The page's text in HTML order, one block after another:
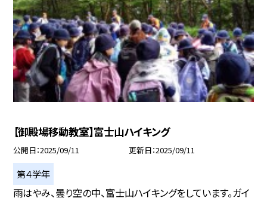
【御殿場移動教室】富士山ハイキング
公開日 2025/09/11 更新日 2025/09/11
第４学年
雨はやみ、曇り空の中、富士山ハイキングをしています。ガイ